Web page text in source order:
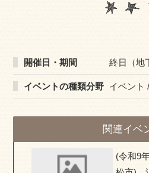
開催日・期間 終日（地
イベントの種類分野 イベント
関連イベ
(令和9